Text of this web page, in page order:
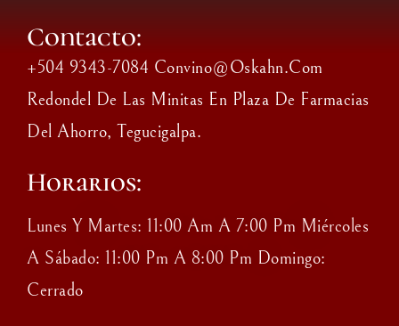
Contacto:
+504 9343-7084 Convino@oskahn.com
Redondel De Las Minitas En Plaza De Farmacias
Del Ahorro, Tegucigalpa.
Horarios:
Lunes Y Martes: 11:00 Am A 7:00 Pm Miércoles
A Sábado: 11:00 Pm A 8:00 Pm Domingo:
Cerrado